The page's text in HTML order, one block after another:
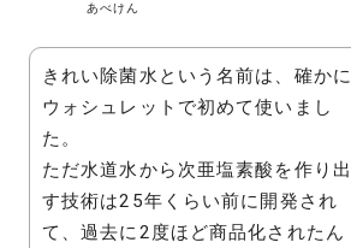
あべけん
きれい除菌水という名前は、確かに
ウォシュレットで初めて使いまし
た。
ただ水道水から次亜塩素酸を作り出
す技術は25年くらい前に開発され
て、過去に2度ほど商品化されたん